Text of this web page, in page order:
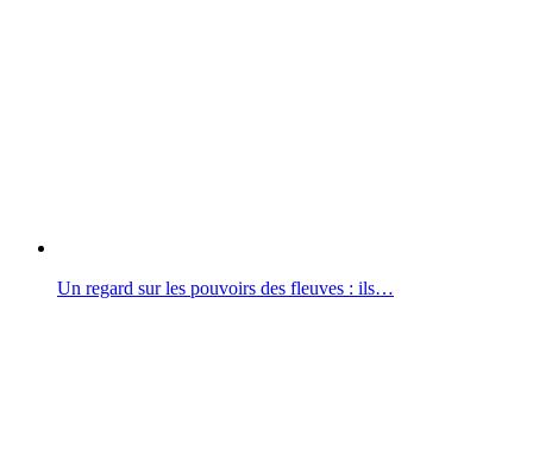
Un regard sur les pouvoirs des fleuves : ils…